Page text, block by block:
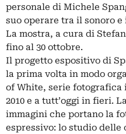
personale di Michele
suo operare tra il sonoro e
La mostra, a cura di
fino al 30 ottobre.
Il progetto espositivo di
la prima volta in modo
of White, serie fotografica
2010 e a tutt’oggi in fieri.
immagini che portano la
espressivo: lo studio